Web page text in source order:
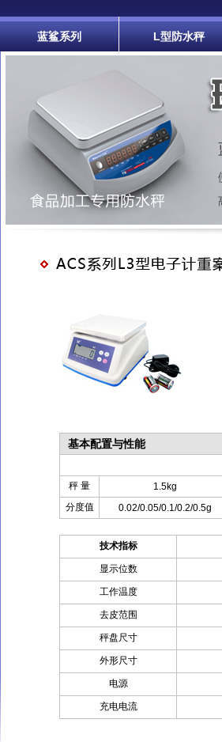
蓝鲨系列 L型防水秤
基本配置与性能
秤 量
1.5kg
分度值
0.02/0.05/0.1/0.2/0.5g
技术指标
显示位数
工作温度
去皮范围
秤盘尺寸
外形尺寸
电源
充电电流